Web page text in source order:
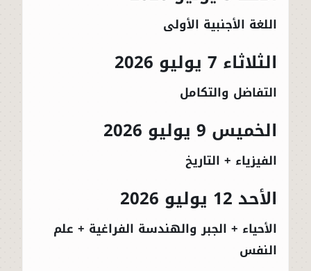
اللغة الأجنبية الأولى
الثلاثاء 7 يوليو 2026
التفاضل والتكامل
الخميس 9 يوليو 2026
الفيزياء + التاريخ
الأحد 12 يوليو 2026
الأحياء + الجبر والهندسة الفراغية + علم
النفس